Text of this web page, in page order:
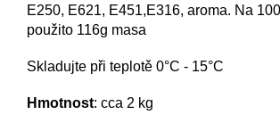
E250, E621, E451,E316, aroma. Na
použito 116g masa
Skladujte při teplotě 0°C - 15°C
Hmotnost: cca 2 kg